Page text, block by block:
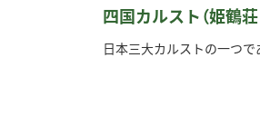
四国カルスト（姫鶴荘
日本三大カルストの一つで